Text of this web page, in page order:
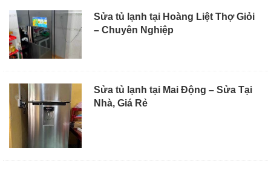
Sửa tủ lạnh tại Hoàng Liệt Thợ Giỏi
– Chuyên Nghiệp
Sửa tủ lạnh tại Mai Động – Sửa Tại
Nhà, Giá Rẻ